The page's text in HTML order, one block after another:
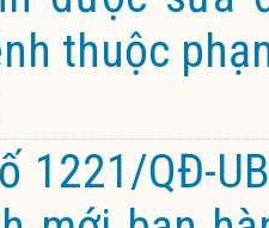
thuộc
1221/QĐ-